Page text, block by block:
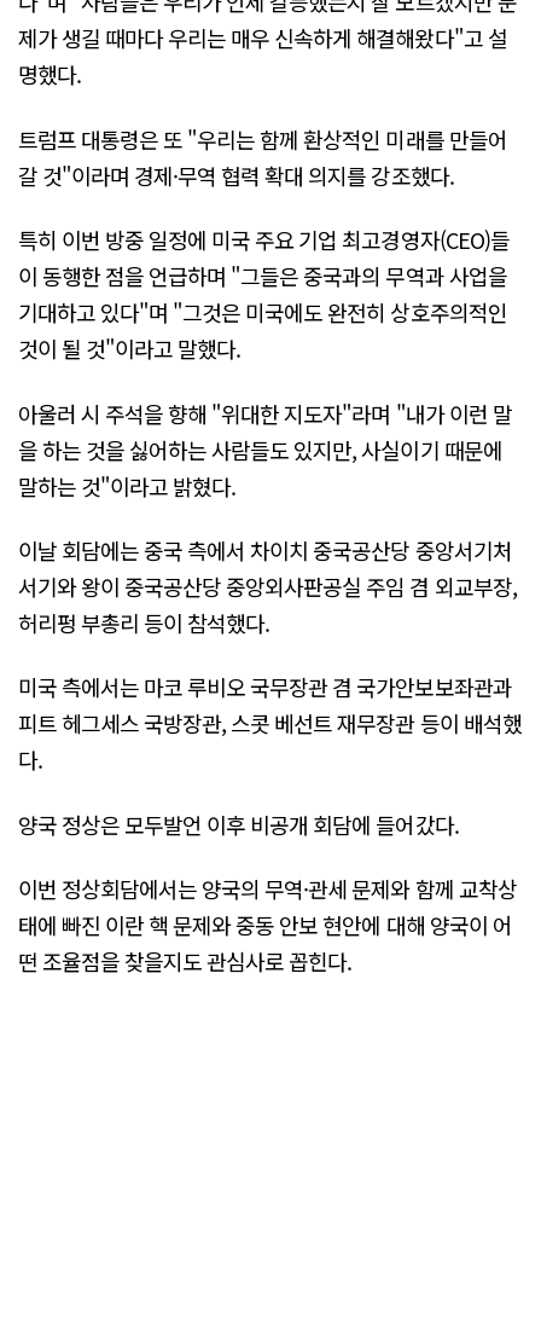
제가 생길 때마다 우리는 매우 신속하게 해결해왔다"고 설
명했다.
트럼프 대통령은 또 "우리는 함께 환상적인 미래를 만들어
갈 것"이라며 경제·무역 협력 확대 의지를 강조했다.
특히 이번 방중 일정에 미국 주요 기업 최고경영자(CEO)들
이 동행한 점을 언급하며 "그들은 중국과의 무역과 사업을
기대하고 있다"며 "그것은 미국에도 완전히 상호주의적인
것이 될 것"이라고 말했다.
아울러 시 주석을 향해 "위대한 지도자"라며 "내가 이런 말
을 하는 것을 싫어하는 사람들도 있지만, 사실이기 때문에
말하는 것"이라고 밝혔다.
이날 회담에는 중국 측에서 차이치 중국공산당 중앙서기처
서기와 왕이 중국공산당 중앙외사판공실 주임 겸 외교부장,
허리펑 부총리 등이 참석했다.
미국 측에서는 마코 루비오 국무장관 겸 국가안보보좌관과
피트 헤그세스 국방장관, 스콧 베선트 재무장관 등이 배석했
다.
양국 정상은 모두발언 이후 비공개 회담에 들어갔다.
이번 정상회담에서는 양국의 무역·관세 문제와 함께 교착상
태에 빠진 이란 핵 문제와 중동 안보 현안에 대해 양국이 어
떤 조율점을 찾을지도 관심사로 꼽힌다.